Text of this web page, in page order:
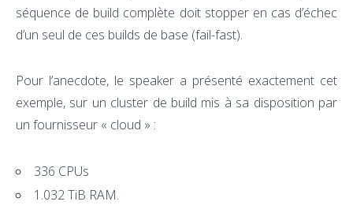
séquence de build complète doit stopper en cas d’échec
d’un seul de ces builds de base (fail-fast).
Pour l’anecdote, le speaker a présenté exactement cet
exemple, sur un cluster de build mis à sa disposition par
un fournisseur « cloud » :
336 CPUs
1.032 TiB RAM.